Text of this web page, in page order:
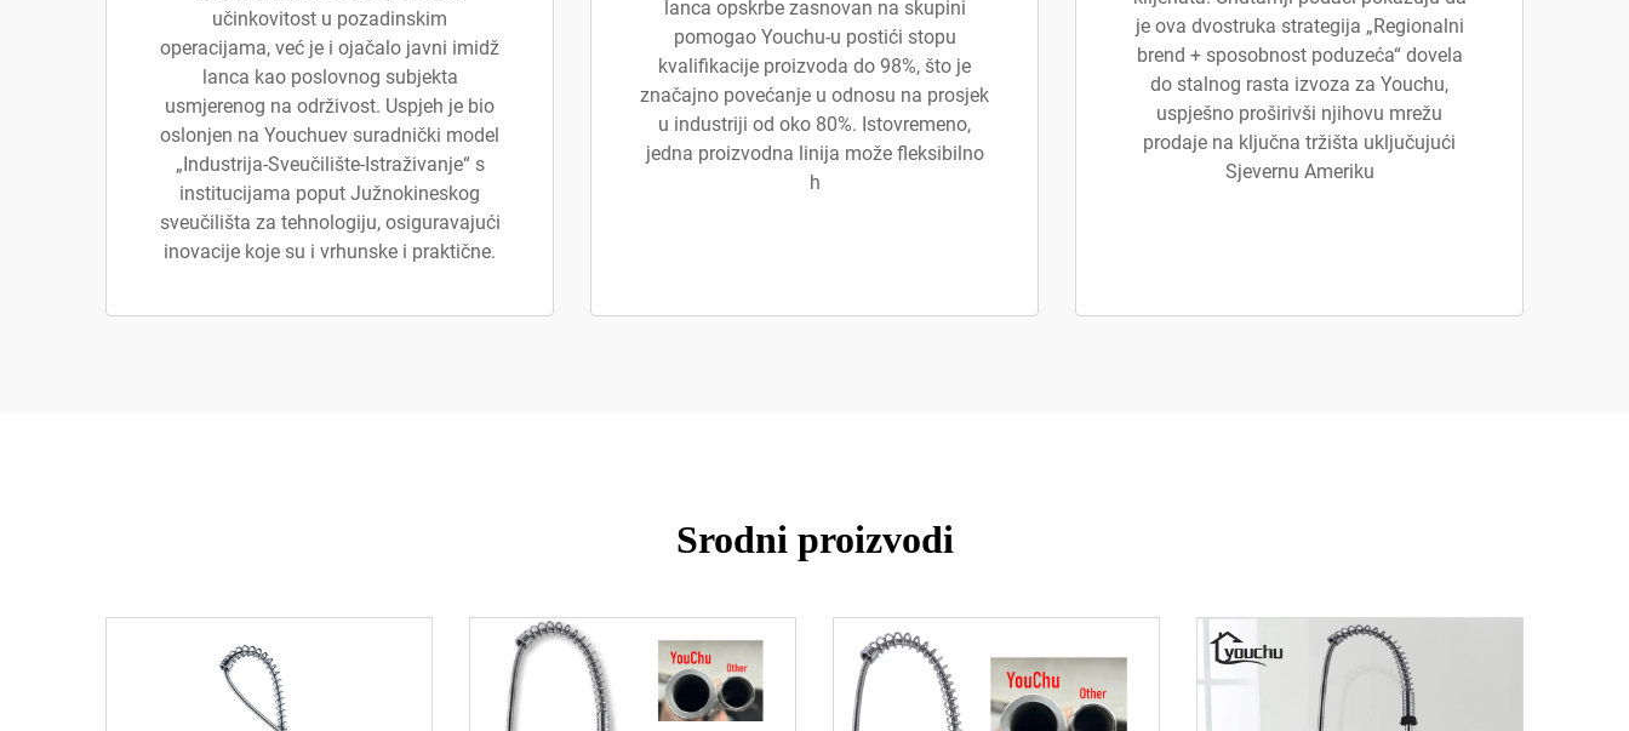
učinkovitost u pozadinskim
operacijama, već je i ojačalo javni imidž
lanca kao poslovnog subjekta
usmjerenog na održivost. Uspjeh je bio
oslonjen na Youchuev suradnički model
„Industrija-Sveučilište-Istraživanje“ s
institucijama poput Južnokineskog
sveučilišta za tehnologiju, osiguravajući
inovacije koje su i vrhunske i praktične.
lanca opskrbe zasnovan na skupini
pomogao Youchu-u postići stopu
kvalifikacije proizvoda do 98%, što je
značajno povećanje u odnosu na prosjek
u industriji od oko 80%. Istovremeno,
jedna proizvodna linija može fleksibilno
h
je ova dvostruka strategija „Regionalni
brend + sposobnost poduzeća“ dovela
do stalnog rasta izvoza za Youchu,
uspješno proširivši njihovu mrežu
prodaje na ključna tržišta uključujući
Sjevernu Ameriku
Srodni proizvodi